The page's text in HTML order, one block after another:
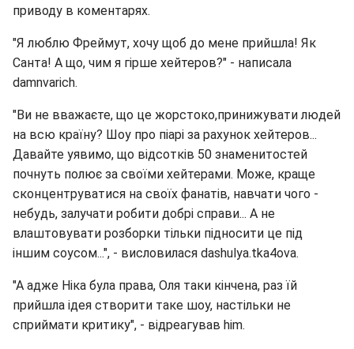
приводу в коментарях.
"Я люблю Фреймут, хочу щоб до мене прийшла! Як
Санта! А що, чим я гірше хейтеров?" - написала
damnvarich.
"Ви не вважаєте, що це жорстоко,принижувати людей
на всю країну? Шоу про піарі за рахунок хейтеров...
Давайте уявимо, що відсотків 50 знаменитостей
почнуть полює за своїми хейтерами. Може, краще
сконцентруватися на своїх фанатів, навчати чого -
небудь, залучати робити добрі справи... А не
влаштовувати розборки тільки підносити це під
іншим соусом...", - висловилася dashulya.tka4ova.
"А адже Ніка була права, Оля таки кінчена, раз їй
прийшла ідея створити таке шоу, настільки не
сприймати критику", - відреагував him.